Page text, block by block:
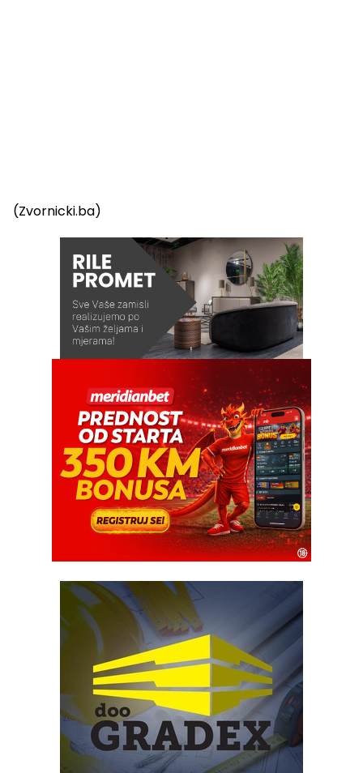
(Zvornicki.ba)